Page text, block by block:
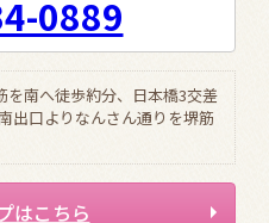
0889
を南へ徒歩約分、日本橋3交差
出口よりなんさん通りを堺筋
はこちら